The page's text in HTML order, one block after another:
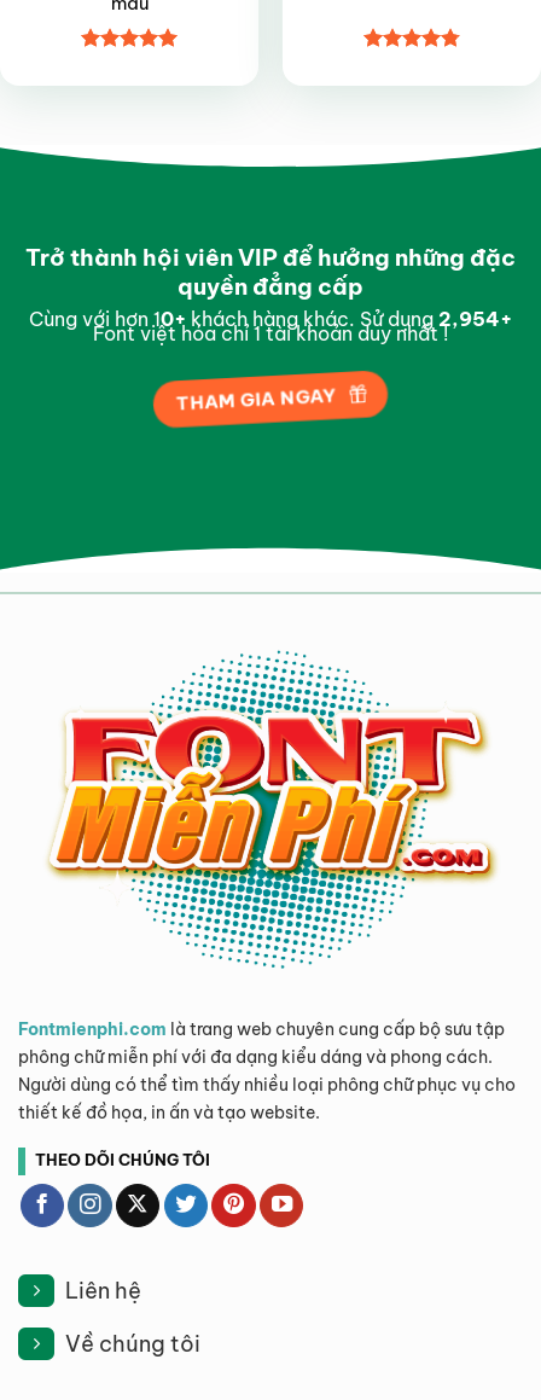
hạng55
hạng4.85
Trở thành hội viên VIP để hưởng những đặc
quyền đẳng cấp
Cùng với hơn 10+ khách hàng khác. Sử dụng 2,996+
Font việt hóa chỉ 1 tài khoản duy nhất !
THAM GIA NGAY
Fontmienphi.com là trang web chuyên cung cấp bộ sưu tập
phông chữ miễn phí với đa dạng kiểu dáng và phong cách.
Người dùng có thể tìm thấy nhiều loại phông chữ phục vụ cho
thiết kế đồ họa, in ấn và tạo website.
THEO DÕI CHÚNG TÔI
Liên hệ
Về chúng tôi